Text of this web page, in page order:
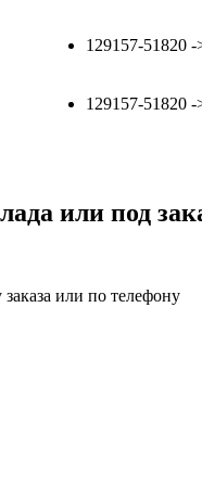
129157-51820 -
129157-51820
или под
или по телефону